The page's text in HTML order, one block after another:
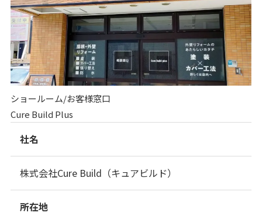
ショールーム/お客様窓口
Cure Build Plus
社名
株式会社Cure Build（キュアビルド）
所在地